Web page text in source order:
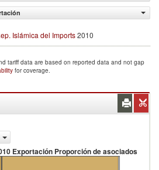
Islámica del Imports2010
tariff data are based on reported data and not gap
for coverage.
Exportación Proporción de asociados